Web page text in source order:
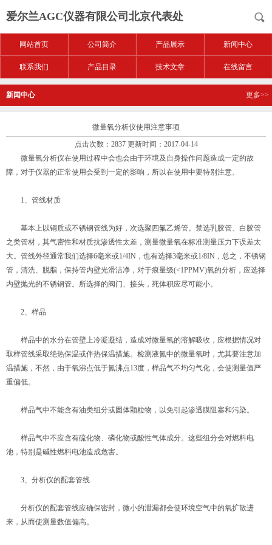
爱尔兰AGC仪器有限公司北京代表处
网站首页 公司简介 产品展示 新闻中心
联系我们 产品目录 技术文章 在线留言
新闻中心 更多>>
微量氧分析仪使用注意事项
点击次数：2837 更新时间：2017-04-14
微量氧分析仪在使用过程中会也会由于环境及自身操作问题造成一定的故
障，对于仪器的正常使用会受到一定的影响，所以在使用中要特别注意。
1、管线材质
基本上以铜质或不锈钢管线为好，次选聚四氟乙烯管。禁选乳胶管、白胶管
之类管材，其气密性和材质抗渗透性太差，测量微量氧在标准测量压力下误差太
大。管线外径通常我们选择6毫米或1/4IN，也有选择3毫米或1/8IN，总之，不锈钢
管，清洗、脱脂，保持管内壁光滑洁净，对于痕量级(<1PPMV)氧的分析，应选择
内壁抛光的不锈钢管。所选择的阀门、接头，死体积应尽可能小。
2、样品
样品中的水分在管壁上冷凝凝结，造成对微量氧的溶解吸收，应根据情况对
取样管线采取绝热保温或伴热保温措施。检测液氮中的微量氧时，尤其要注意加
温措施，不然，由于氧沸点低于氮沸点13度，样品气不均匀气化，会使测量值严
重偏低。
样品气中不能含有油类组分或固体颗粒物，以免引起渗透膜阻塞和污染。
样品气中不应含有硫化物、磷化物或酸性气体成分。这些组分会对燃料电
池，特别是碱性燃料电池造成危害。
3、分析仪的配套管线
分析仪的配套管线应确保密封，微小的泄漏都会使环境空气中的氧扩散进
来，从而使测量数值偏高。